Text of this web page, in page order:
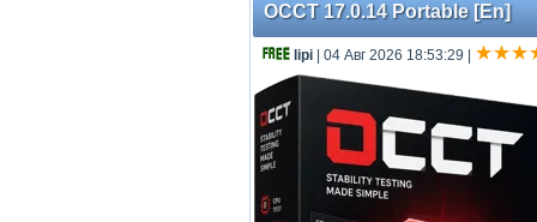
OCCT 17.0.14 Portable [En]
lipi | 04 Авг 2026 18:53:29